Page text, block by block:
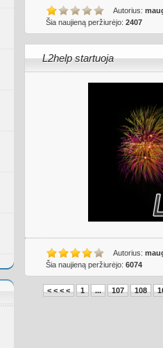
Autorius:
Šia naujieną peržiurėjo: 2407
L2help startuoja
Autorius:
Šia naujieną peržiurėjo: 6074
< < < < 1 ... 107 108